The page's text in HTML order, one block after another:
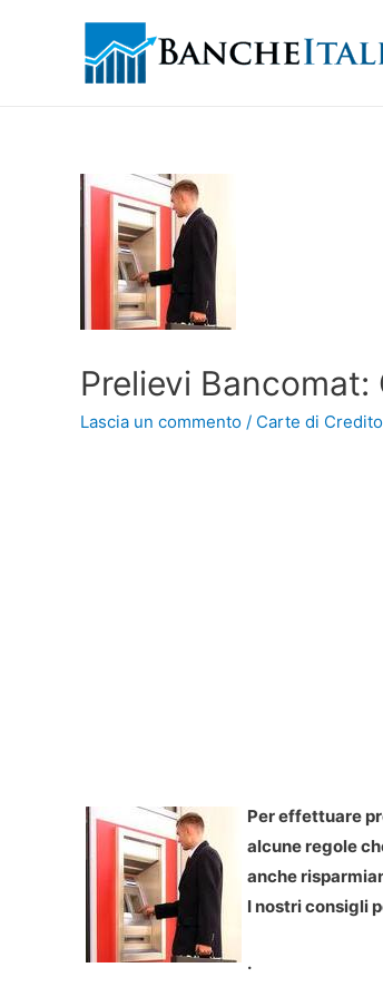
Prelievi
Lascia un commento / Carte di Credito
Per effettuare
alcune regole
anche
I nostri consigli
.